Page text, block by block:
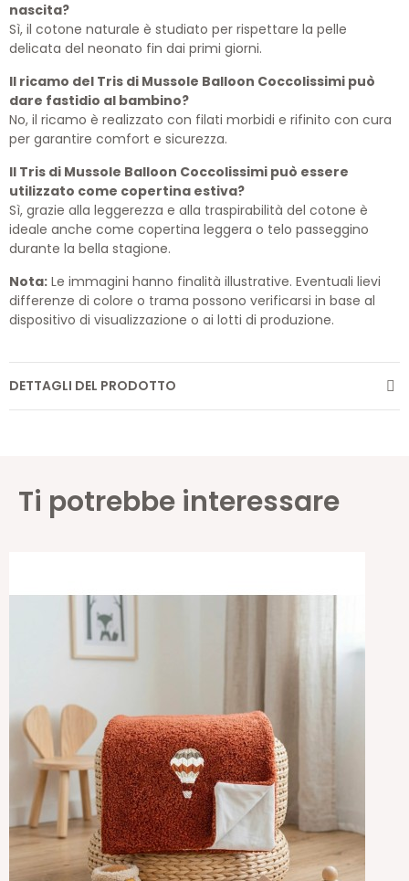
nascita?
Sì, il cotone naturale è studiato per rispettare la pelle
delicata del neonato fin dai primi giorni.
Il ricamo del Tris di Mussole Balloon Coccolissimi può
dare fastidio al bambino?
No, il ricamo è realizzato con filati morbidi e rifinito con cura
per garantire comfort e sicurezza.
Il Tris di Mussole Balloon Coccolissimi può essere
utilizzato come copertina estiva?
Sì, grazie alla leggerezza e alla traspirabilità del cotone è
ideale anche come copertina leggera o telo passeggino
durante la bella stagione.
Nota: Le immagini hanno finalità illustrative. Eventuali lievi
differenze di colore o trama possono verificarsi in base al
dispositivo di visualizzazione o ai lotti di produzione.
DETTAGLI DEL PRODOTTO
Ti potrebbe interessare